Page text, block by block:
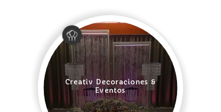
Creativ Decoraciones &
Eventos